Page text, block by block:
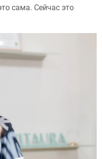
сама. Сейчас это